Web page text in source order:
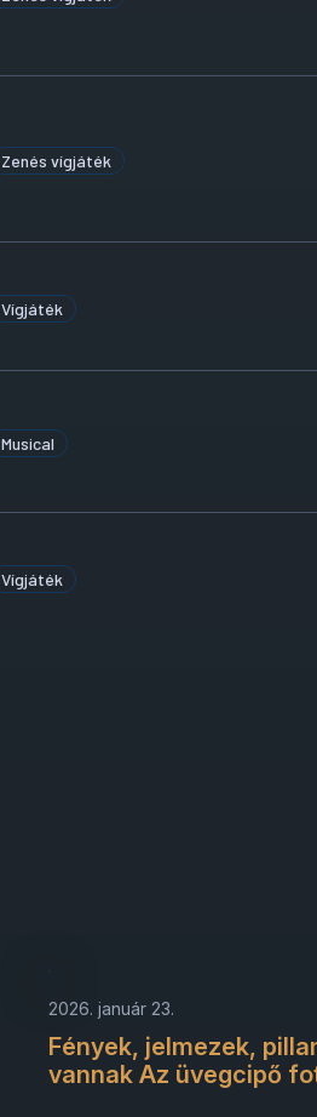
Zenés vígjáték
Vígjáték
Musical
Vígjáték
2026. január 23.
Fények, jelmezek,
vannak Az üvegcipő